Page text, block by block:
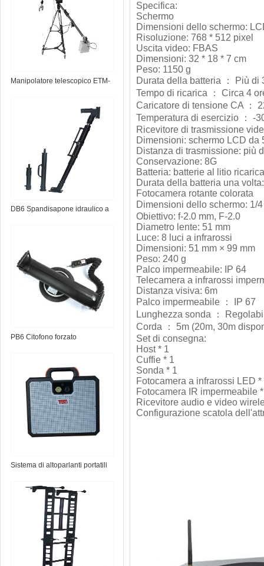
Manipolatore telescopico ETM-
DB6 Spandisapone idraulico a
PB6 Citofono forzato
Sistema di altoparlanti portatili
Specifica:
Schermo
Dimensioni dello schermo:
Risoluzione: 768 * 512 pixel
Uscita video: FBAS
Dimensioni: 32 * 18 * 7 cm
Peso: 1150 g
Durata della batteria ： Più di
Tempo di ricarica ： Circa 4
Caricatore di tensione CA ：
Temperatura di esercizio ： -
Ricevitore di trasmissione
Dimensioni: schermo LCD da
Distanza di trasmissione: più
Conservazione: 8G
Batteria: batterie al litio
Durata della batteria una
Fotocamera rotante colorata
Dimensioni dello schermo: 1/
Obiettivo: f-2.0 mm, F-2.0
Diametro lente: 51 mm
Luce: 8 luci a infrarossi
Dimensioni: 51 mm × 99 mm
Peso: 240 g
Palco impermeabile: IP 64
Telecamera a infrarossi
Distanza visiva: 6m
Palco impermeabile ： IP 67
Lunghezza sonda ：
Corda ： 5m (20m, 30m
Set di consegna:
Host * 1
Cuffie * 1
Sonda * 1
Fotocamera a infrarossi LED *
Fotocamera IR impermeabile
Ricevitore audio e video
Configurazione scatola